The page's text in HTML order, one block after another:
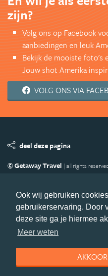
Ook wij gebruiken
gebruikerservaring. Door
deze site ga je hiermee
Meer weten
zijn?
Volg ons op Facebook
aanbiedingen en leuk
Bekijk de mooiste foto's
Jouw shot Amerika
VOLG ONS VIA
deel deze pagina
© Getaway Travel | all rights
Copyright
Privacy statement
Volg Amerika.nl
Nieuwsbrief
Facebook